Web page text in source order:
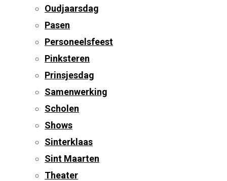
Oudjaarsdag
Pasen
Personeelsfeest
Pinksteren
Prinsjesdag
Samenwerking
Scholen
Shows
Sinterklaas
Sint Maarten
Theater